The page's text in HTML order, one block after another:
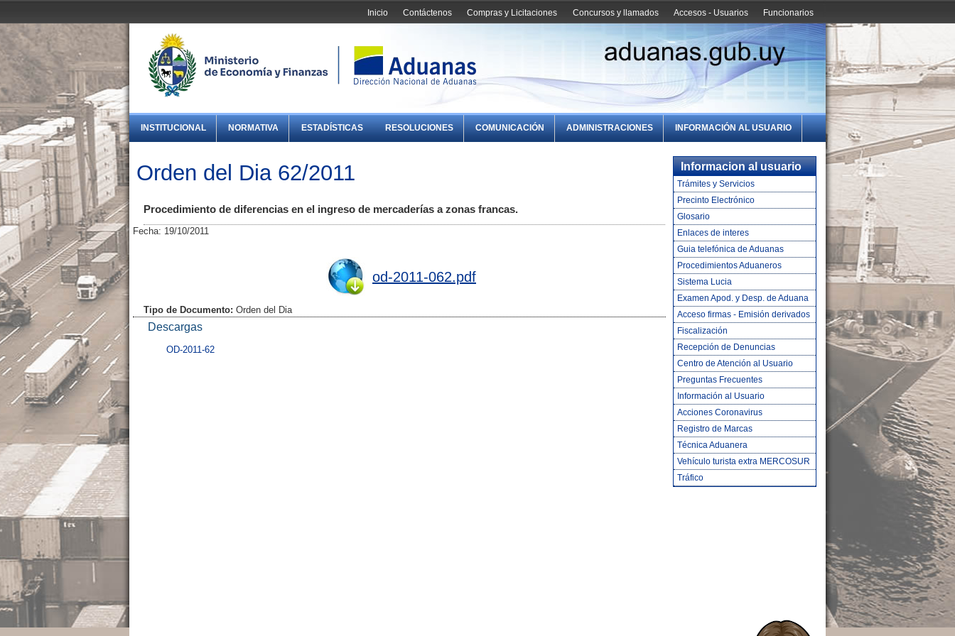
Funcionarios
Accesos - Usuarios
Concursos y llamados
Compras y Licitaciones
Contáctenos
Inicio
INSTITUCIONAL NORMATIVA ESTADÍSTICAS RESOLUCIONES COMUNICACIÓN ADMINISTRACIONES INFORMACIÓN AL USUARIO
Orden del Dia 62/2011
Procedimiento de diferencias en el ingreso de mercaderías a zonas francas.
Fecha: 19/10/2011
od-2011-062.pdf
Tipo de Documento: Orden del Dia
Descargas
OD-2011-62
Informacion al usuario
Trámites y Servicios
Precinto Electrónico
Glosario
Enlaces de interes
Guia telefónica de Aduanas
Procedimientos Aduaneros
Sistema Lucia
Examen Apod. y Desp. de Aduana
Acceso firmas - Emisión derivados
Fiscalización
Recepción de Denuncias
Centro de Atención al Usuario
Preguntas Frecuentes
Información al Usuario
Acciones Coronavirus
Registro de Marcas
Técnica Aduanera
Vehículo turista extra MERCOSUR
Tráfico